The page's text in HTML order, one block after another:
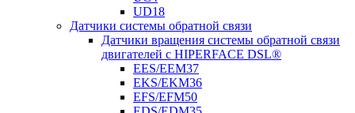
UD18
Датчики системы обратной связи
Датчики вращения системы обратной связи
двигателей с HIPERFACE DSL®
EES/EEM37
EKS/EKM36
EFS/EFM50